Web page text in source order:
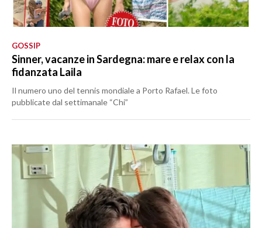
GOSSIP
Sinner, vacanze in Sardegna: mare e relax con la
fidanzata Laila
Il numero uno del tennis mondiale a Porto Rafael. Le foto
pubblicate dal settimanale “Chi”